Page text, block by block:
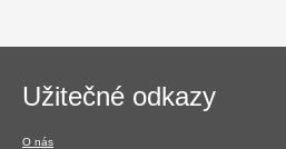
Navigace
v
patičce
Užitečné odkazy
O nás